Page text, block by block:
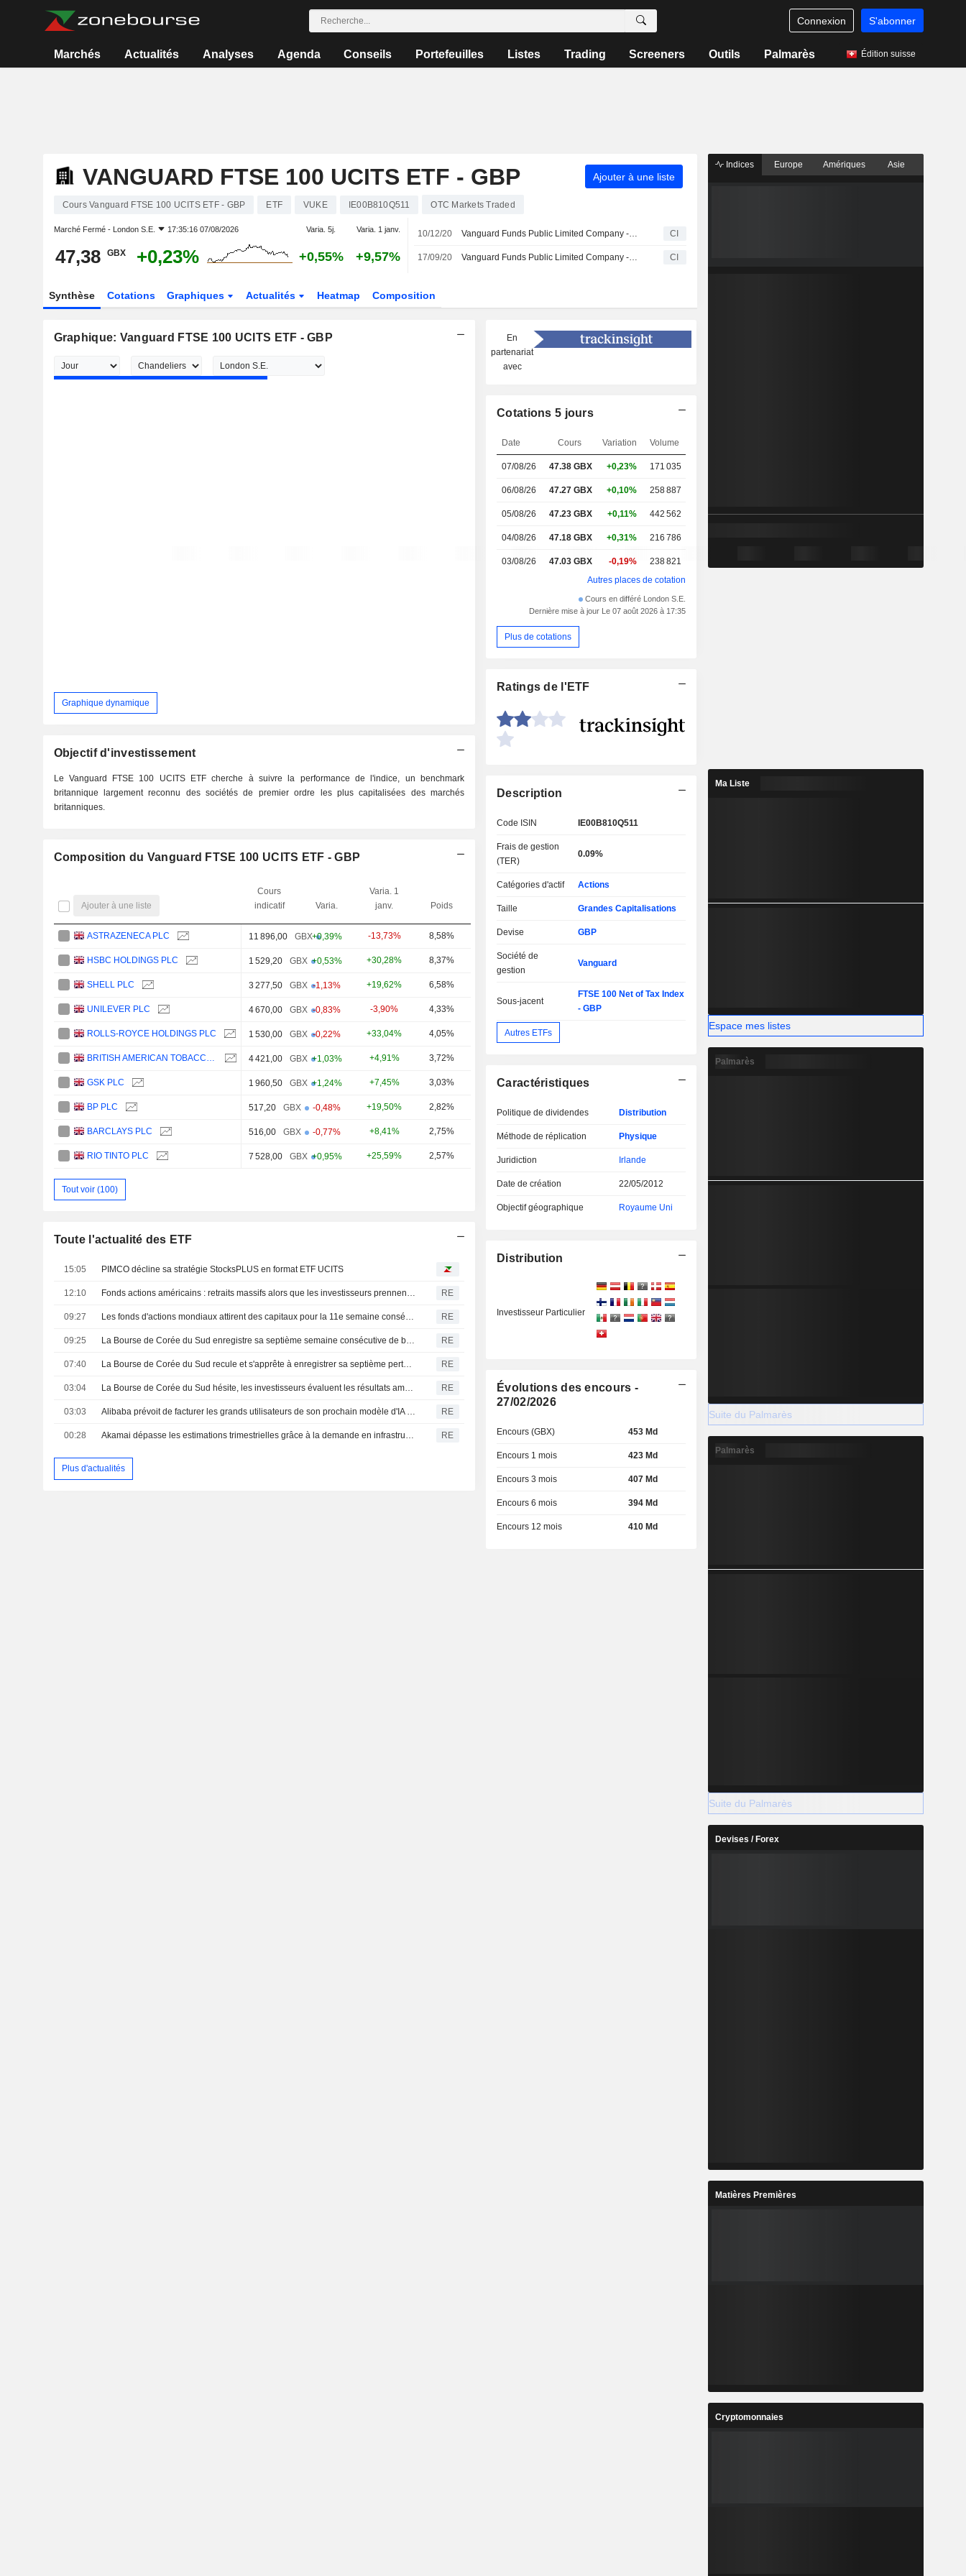
Connexion S'abonner
Marchés Actualités Analyses Agenda Conseils Portefeuilles Listes Trading Screeners Outils Palmarès Édition suisse
VANGUARD FTSE 100 UCITS ETF - GBP Ajouter à une liste
Cours Vanguard FTSE 100 UCITS ETF - GBP ETF VUKE IE00B810Q511 OTC Markets Traded
Marché Fermé - London S.E. 17:35:16 07/08/2026 Varia. 5j. Varia. 1 janv.
47,38 GBX +0,23% +0,55% +9,57%
10/12/20 Vanguard Funds Public Limited Company - L'ETF Vanguard FTSE 100 UCITS déclare un dividende pour le mois de décembre 2020, payable le 30 décembre 2020. CI
17/09/20 Vanguard Funds Public Limited Company - L'ETF Vanguard FTSE 100 UCITS déclare un dividende pour le mois de septembre 2020, payable le 7 octobre 2020. CI
Synthèse Cotations Graphiques Actualités Heatmap Composition
Graphique: Vanguard FTSE 100 UCITS ETF - GBP
Graphique dynamique
Objectif d'investissement
Le Vanguard FTSE 100 UCITS ETF cherche à suivre la performance de l'indice, un benchmark
britannique largement reconnu des sociétés de premier ordre les plus capitalisées des marchés
britanniques.
Composition du Vanguard FTSE 100 UCITS ETF - GBP
Ajouter à une liste
Cours
indicatif
Varia.
Varia. 1
janv.
Poids
ASTRAZENECA PLC 11 896,00 GBX+0,39% -13,73% 8,58%
HSBC HOLDINGS PLC 1 529,20 GBX +0,53% +30,28% 8,37%
SHELL PLC 3 277,50 GBX -1,13% +19,62% 6,58%
UNILEVER PLC 4 670,00 GBX -0,83% -3,90% 4,33%
ROLLS-ROYCE HOLDINGS PLC 1 530,00 GBX -0,22% +33,04% 4,05%
BRITISH AMERICAN TOBACCO P.L.C. 4 421,00 GBX +1,03% +4,91% 3,72%
GSK PLC 1 960,50 GBX +1,24% +7,45% 3,03%
BP PLC 517,20 GBX -0,48% +19,50% 2,82%
BARCLAYS PLC 516,00 GBX -0,77% +8,41% 2,75%
RIO TINTO PLC 7 528,00 GBX +0,95% +25,59% 2,57%
Tout voir (100)
Toute l'actualité des ETF
15:05 PIMCO décline sa stratégie StocksPLUS en format ETF UCITS
12:10 Fonds actions américains : retraits massifs alors que les investisseurs prennent leurs bénéfices avant les chiffres de l'emploi RE
09:27 Les fonds d'actions mondiaux attirent des capitaux pour la 11e semaine consécutive, portés par des résultats d'entreprises encourageants RE
09:25 La Bourse de Corée du Sud enregistre sa septième semaine consécutive de baisse, plombée par les doutes sur l'IA et les puces RE
07:40 La Bourse de Corée du Sud recule et s'apprête à enregistrer sa septième perte hebdomadaire consécutive RE
03:04 La Bourse de Corée du Sud hésite, les investisseurs évaluent les résultats américains RE
03:03 Alibaba prévoit de facturer les grands utilisateurs de son prochain modèle d'IA en open-source, selon des sources RE
00:28 Akamai dépasse les estimations trimestrielles grâce à la demande en infrastructures cloud RE
Plus d'actualités
En
partenariat
avec
Cotations 5 jours
Date Cours Variation Volume
07/08/26 47.38GBX +0,23% 171 035
06/08/26 47.27 GBX +0,10% 258 887
05/08/26 47.23 GBX +0,11% 442 562
04/08/26 47.18 GBX +0,31% 216 786
03/08/26 47.03 GBX -0,19%
238 821
Autres places de cotation
Cours en différé London S.E.
Dernière mise à jour Le 07 août 2026 à 17:35
Plus de cotations
Ratings de l'ETF
Description
Code ISIN IE00B810Q511
Frais de gestion
(TER)
0.09%
Catégories d'actif Actions
Taille Grandes Capitalisations
Devise GBP
Société de
gestion
Vanguard
Sous-jacent
FTSE 100 Net of Tax Index
- GBP
Autres ETFs
Caractéristiques
Politique de dividendes Distribution
Méthode de réplication Physique
Juridiction Irlande
Date de création 22/05/2012
Objectif géographique Royaume Uni
Distribution
Investisseur Particulier
Évolutions des encours -
27/02/2026
Encours (GBX) 453 Md
Encours 1 mois 423 Md
Encours 3 mois 407 Md
Encours 6 mois 394 Md
Encours 12 mois 410 Md
Indices Europe Amériques Asie
Ma Liste
Espace mes listes
Palmarès
Suite du Palmarès
Palmarès
Suite du Palmarès
Devises / Forex
Matières Premières
Cryptomonnaies